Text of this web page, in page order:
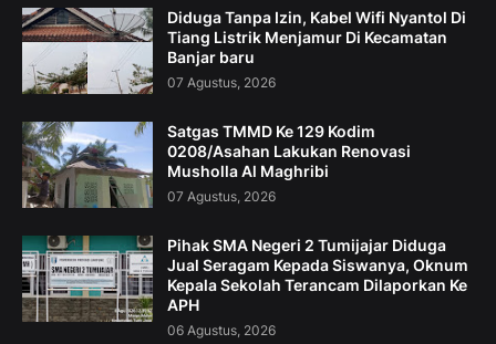
Diduga Tanpa Izin, Kabel Wifi Nyantol Di
Tiang Listrik Menjamur Di Kecamatan
Banjar baru
07 Agustus, 2026
Satgas TMMD Ke 129 Kodim
0208/Asahan Lakukan Renovasi
Musholla Al Maghribi
07 Agustus, 2026
Pihak SMA Negeri 2 Tumijajar Diduga
Jual Seragam Kepada Siswanya, Oknum
Kepala Sekolah Terancam Dilaporkan Ke
APH
06 Agustus, 2026